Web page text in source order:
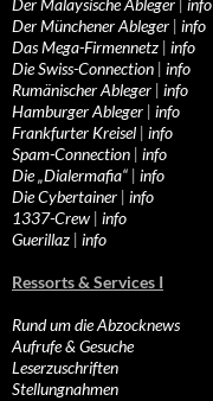
Der Malaysische Ableger | info
Der Münchener Ableger | info
Das Mega-Firmennetz | info
Die Swiss-Connection | info
Rumänischer Ableger | info
Hamburger Ableger | info
Frankfurter Kreisel | info
Spam-Connection | info
Die „Dialermafia“ | info
Die Cybertainer | info
1337-Crew | info
Guerillaz | info
Ressorts & Services I
Rund um die Abzocknews
Aufrufe & Gesuche
Leserzuschriften
Stellungnahmen